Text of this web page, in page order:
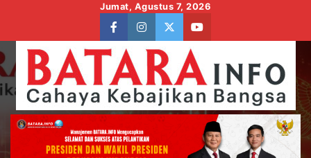
content
Jumat, Agustus 7, 2026
facebookinstagram
twitteryoutube